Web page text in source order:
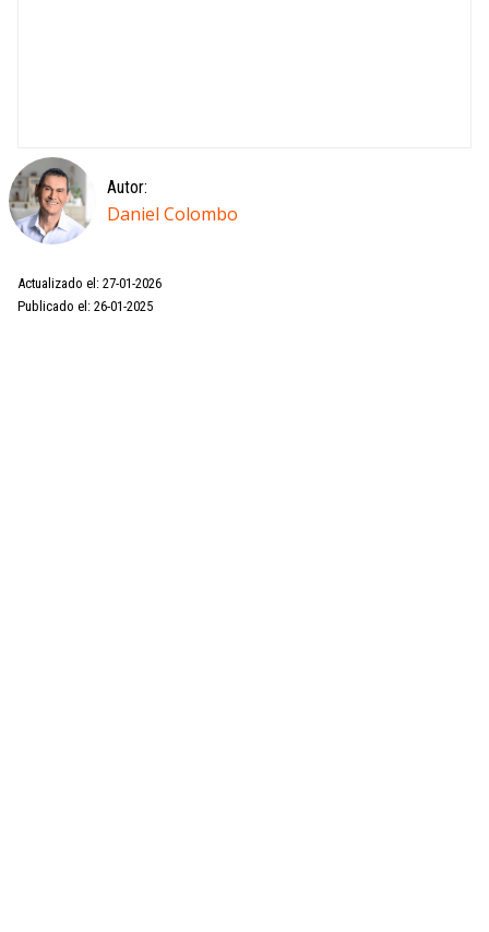
Autor:
Daniel Colombo
Actualizado el: 27-01-2026
Publicado el: 26-01-2025